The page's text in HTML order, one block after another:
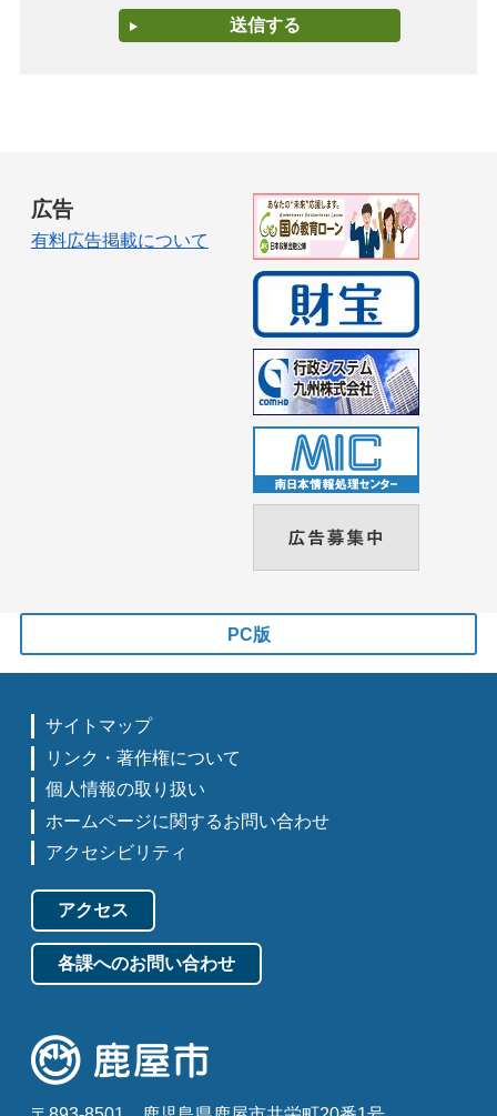
広告
有料広告掲載について
PC版
サイトマップ
リンク・著作権について
個人情報の取り扱い
ホームページに関するお問い合わせ
アクセシビリティ
アクセス
各課へのお問い合わせ